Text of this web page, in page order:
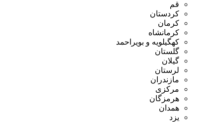
قم
کردستان
کرمان
کرمانشاه
کهگیلویه و بویراحمد
گلستان
گیلان
لرستان
مازندران
مرکزی
هرمزگان
همدان
یزد